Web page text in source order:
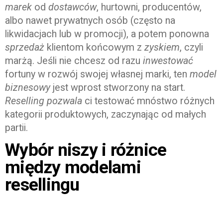
marek od dostawców, hurtowni, producentów,
albo nawet prywatnych osób (często na
likwidacjach lub w promocji), a potem ponowna
sprzedaż klientom końcowym z zyskiem, czyli
marżą. Jeśli nie chcesz od razu inwestować
fortuny w rozwój swojej własnej marki, ten model
biznesowyjest wprost stworzony na start.
Reselling pozwala ci testować mnóstwo różnych
kategorii produktowych, zaczynając od małych
partii.
Wybór niszy i różnice
między modelami
resellingu